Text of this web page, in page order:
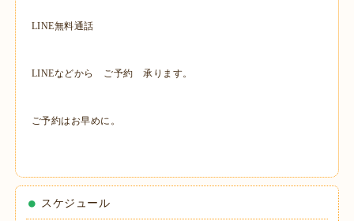
LINE無料通話
LINEなどから ご予約 承ります。
ご予約はお早めに。
スケジュール